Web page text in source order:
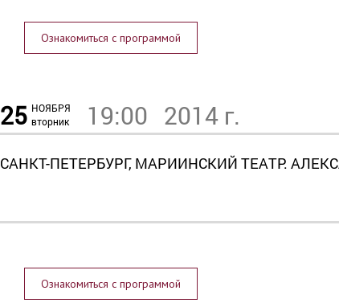
Ознакомиться с программой
25 НОЯБРЯ
вторник
19:00 2014 г.
САНКТ-ПЕТЕРБУРГ, МАРИИНСКИЙ ТЕАТР.
Ознакомиться с программой